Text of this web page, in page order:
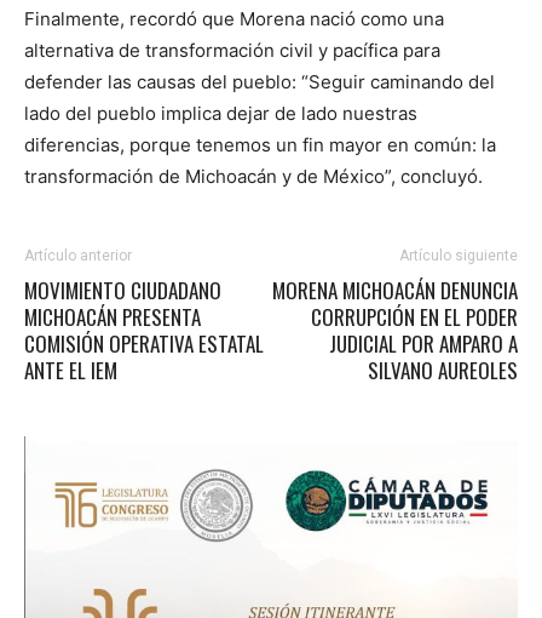
Finalmente, recordó que Morena nació como una
alternativa de transformación civil y pacífica para
defender las causas del pueblo: “Seguir caminando del
lado del pueblo implica dejar de lado nuestras
diferencias, porque tenemos un fin mayor en común: la
transformación de Michoacán y de México”, concluyó.
Artículo anterior
MOVIMIENTO CIUDADANO
MICHOACÁN PRESENTA
COMISIÓN OPERATIVA ESTATAL
ANTE EL IEM
Artículo siguiente
MORENA MICHOACÁN DENUNCIA
CORRUPCIÓN EN EL PODER
JUDICIAL POR AMPARO A
SILVANO AUREOLES